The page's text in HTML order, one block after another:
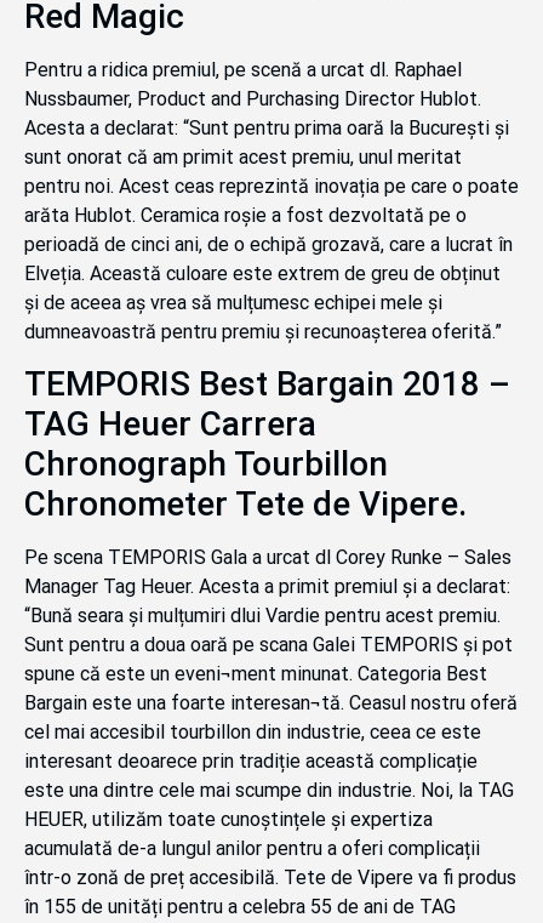
Red Magic
Pentru a ridica premiul, pe scenă a urcat dl. Raphael
Nussbaumer, Product and Purchasing Director Hublot.
Acesta a declarat: “Sunt pentru prima oară la București și
sunt onorat că am primit acest premiu, unul meritat
pentru noi. Acest ceas reprezintă inovația pe care o poate
arăta Hublot. Ceramica roșie a fost dezvoltată pe o
perioadă de cinci ani, de o echipă grozavă, care a lucrat în
Elveția. Această culoare este extrem de greu de obținut
și de aceea aș vrea să mulțumesc echipei mele și
dumneavoastră pentru premiu și recunoașterea oferită.”
TEMPORIS Best Bargain 2018 –
TAG Heuer Carrera
Chronograph Tourbillon
Chronometer Tete de Vipere.
Pe scena TEMPORIS Gala a urcat dl Corey Runke – Sales
Manager Tag Heuer. Acesta a primit premiul și a declarat:
“Bună seara și mulțumiri dlui Vardie pentru acest premiu.
Sunt pentru a doua oară pe scana Galei TEMPORIS și pot
spune că este un eveni¬ment minunat. Categoria Best
Bargain este una foarte interesan¬tă. Ceasul nostru oferă
cel mai accesibil tourbillon din industrie, ceea ce este
interesant deoarece prin tradiție această complicație
este una dintre cele mai scumpe din industrie. Noi, la TAG
HEUER, utilizăm toate cunoștințele și expertiza
acumulată de-a lungul anilor pentru a oferi complicații
într-o zonă de preț accesibilă. Tete de Vipere va fi produs
în 155 de unități pentru a celebra 55 de ani de TAG